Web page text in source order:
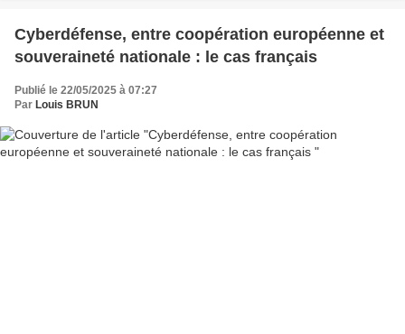
Cyberdéfense, entre coopération européenne et
souveraineté nationale : le cas français
Publié le 22/05/2025 à 07:27
Par Louis BRUN